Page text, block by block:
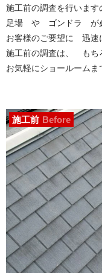
施工前の調査を行います
足場 や ゴンドラ が
お客様のご要望に 迅速
施工前の調査は、 も
お気軽にショールームま
施工前 Before